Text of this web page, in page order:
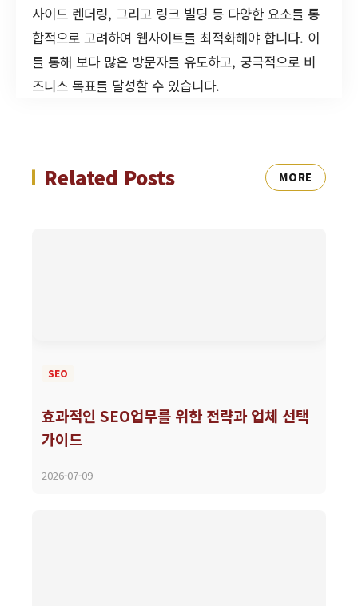
사이드 렌더링, 그리고 링크 빌딩 등 다양한 요소를 통
합적으로 고려하여 웹사이트를 최적화해야 합니다. 이
를 통해 보다 많은 방문자를 유도하고, 궁극적으로 비
즈니스 목표를 달성할 수 있습니다.
Related Posts MORE
SEO
효과적인 SEO업무를 위한 전략과 업체 선택
가이드
2026-07-09